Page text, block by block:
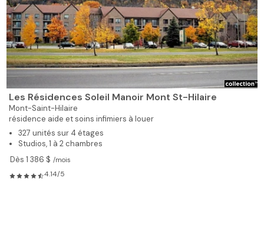
Les Résidences Soleil Manoir Mont St-Hilaire
Mont-Saint-Hilaire
résidence aide et soins infimiers à louer
327 unités sur 4 étages
Studios, 1 à 2 chambres
Dès 1 386 $ /mois
4.14/5